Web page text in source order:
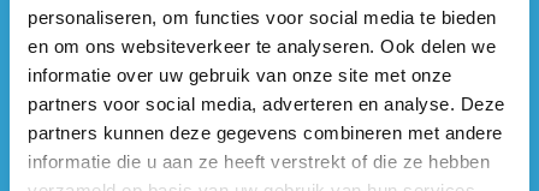
personaliseren, om functies voor social media te bieden
en om ons websiteverkeer te analyseren. Ook delen we
informatie over uw gebruik van onze site met onze
partners voor social media, adverteren en analyse. Deze
partners kunnen deze gegevens combineren met andere
informatie die u aan ze heeft verstrekt of die ze hebben
#sportersbelevenmeer
ook op sociale media